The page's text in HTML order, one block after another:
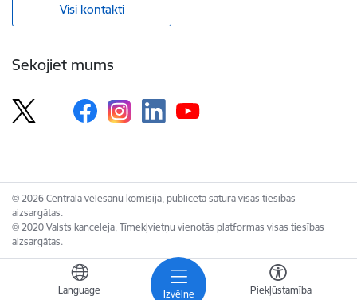
Izvēlne
Language Piekļūstamība
Visi kontakti
Sekojiet mums
© 2026 Centrālā vēlēšanu komisija, publicētā satura visas tiesības
aizsargātas.
© 2020 Valsts kanceleja, Tīmekļvietņu vienotās platformas visas tiesības
aizsargātas.